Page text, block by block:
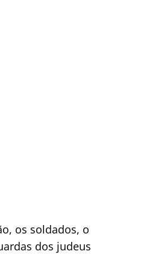
os soldados, o
dos judeus